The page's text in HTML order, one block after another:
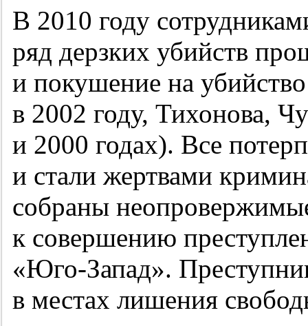
В 2010 году
ряд дерзких убийств
и покушение на
в 2002 году, Тихонова,
и 2000 годах). Все
и стали жертвами
собраны
к совершению
«Юго-Запад».
в местах лишения